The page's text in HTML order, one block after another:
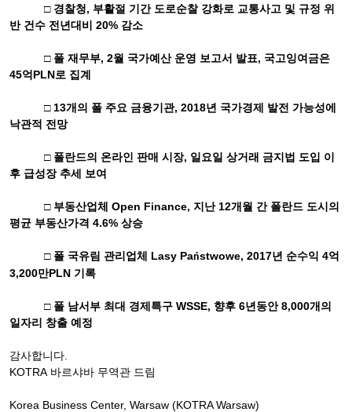
□ 경찰청, 부활절 기간 도로순찰 강화로 교통사고 및 규정 위
반 건수 전년대비 20% 감소
□ 폴 재무부, 2월 국가예산 운영 보고서 발표, 국고잉여금은
45억 PLN로 집계
□13개의 폴 주요 금융기관, 2018년 국가경제 발전 가능성에
낙관적 전망
□ 폴란드의 온라인 판매 시장, 일요일 상거래 금지법 도입 이
후 급성장 추세 보여
□ 부동산업체 Open Finance, 지난12개월 간 폴란드 도시의
평균 부동산가격 4.6% 상승
□ 폴 국유림 관리업체 Lasy Państwowe, 2017년 순수익 4억
3,200만PLN 기록
□ 폴 남서부 최대 경제특구 WSSE, 향후 6년동안8,000개의
일자리 창출 예정
감사합니다
KOTRA 바르샤바 무역관 드림
Korea Business Center, Warsaw (KOTRA Warsaw)